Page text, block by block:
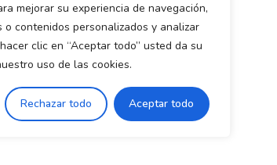
mejorar su experiencia de navegación,
o contenidos personalizados y analizar
clic en “Aceptar todo” usted da su
uso de las cookies.
Rechazar todo Aceptar todo
Política de privacidad